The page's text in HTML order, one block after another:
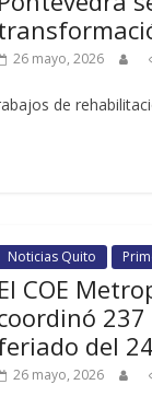
26 mayo, 2026
de
Noticias Quito
El COE
del
26 mayo, 2026